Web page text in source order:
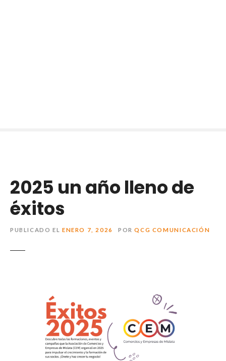
2025 un año lleno de
éxitos
PUBLICADO EL ENERO 7, 2026 POR QCG COMUNICACIÓN